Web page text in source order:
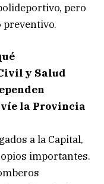
pero
preventivo.
y Salud
la Provincia
a la Capital,
importantes.